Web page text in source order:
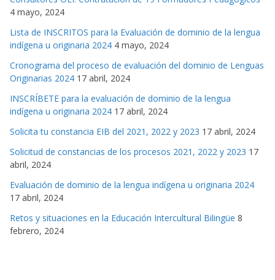
4 mayo, 2024
Lista de INSCRITOS para la Evaluación de dominio de la lengua
indígena u originaria 2024 4 mayo, 2024
Cronograma del proceso de evaluación del dominio de Lenguas
Originarias 2024 17 abril, 2024
INSCRÍBETE para la evaluación de dominio de la lengua
indígena u originaria 2024 17 abril, 2024
Solicita tu constancia EIB del 2021, 2022 y 2023 17 abril, 2024
Solicitud de constancias de los procesos 2021, 2022 y 2023 17
abril, 2024
Evaluación de dominio de la lengua indígena u originaria 2024
17 abril, 2024
Retos y situaciones en la Educación Intercultural Bilingüe 8
febrero, 2024